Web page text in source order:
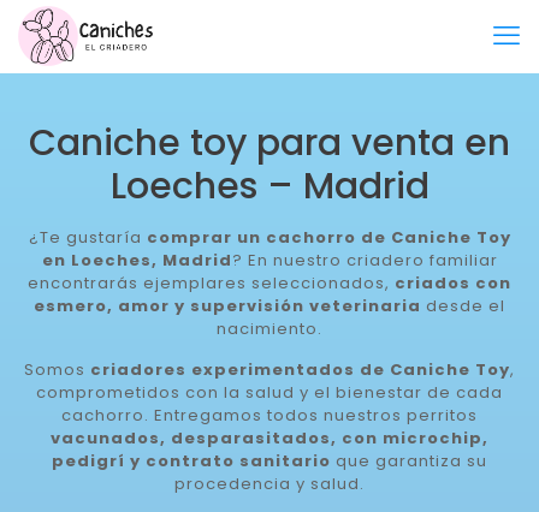
Caniche toy para venta en
Loeches – Madrid
¿Te gustaría comprar un cachorro de Caniche Toy
en Loeches, Madrid? En nuestro criadero familiar
encontrarás ejemplares seleccionados, criados con
esmero, amor y supervisión veterinaria desde el
nacimiento.
Somos criadores experimentados de Caniche Toy,
comprometidos con la salud y el bienestar de cada
cachorro. Entregamos todos nuestros perritos
vacunados, desparasitados, con microchip,
pedigrí y contrato sanitario que garantiza su
procedencia y salud.